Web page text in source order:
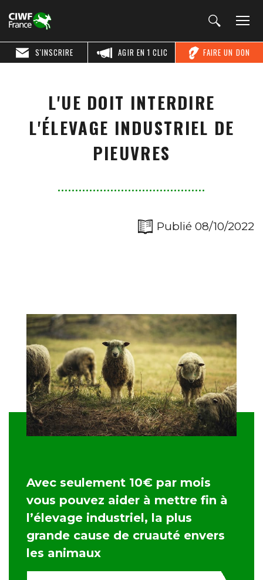
FAIRE UN DON
AGIR EN 1 CLIC
S'INSCRIRE
L'UE DOIT INTERDIRE
L'ÉLEVAGE INDUSTRIEL DE
PIEUVRES
Publié 08/10/2022
Avec seulement 10€ par mois
vous pouvez aider à mettre fin à
l’élevage industriel, la plus
grande cause de cruauté envers
les animaux